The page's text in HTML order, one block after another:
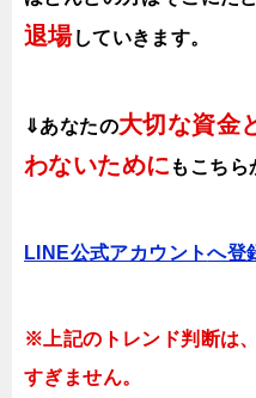
退場していきます。
⇓あなたの大切な資金
わないために も こちら
LINE公式アカウントへ登
※上記のトレンド判断は
すぎません。